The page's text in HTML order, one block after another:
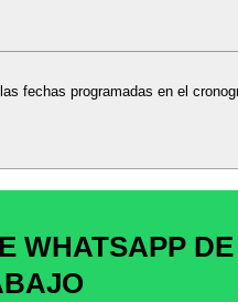
fechas programadas en el
WHATSAPP DE